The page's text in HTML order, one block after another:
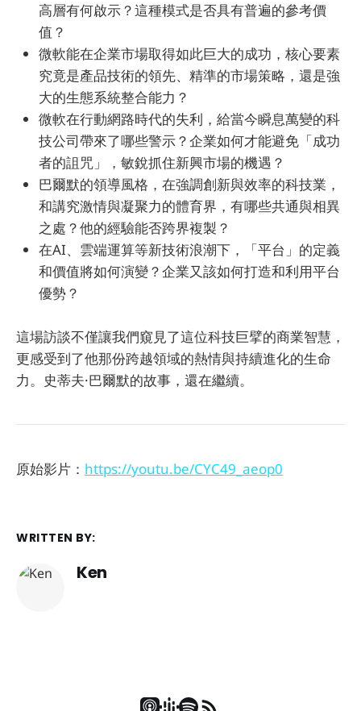
高層有何啟示？這種模式是否具有普遍的參考價
值？
微軟能在企業市場取得如此巨大的成功，核心要素
究竟是產品技術的領先、精準的市場策略，還是強
大的生態系統整合能力？
微軟在行動網路時代的失利，給當今瞬息萬變的科
技公司帶來了哪些警示？企業如何才能避免「成功
者的詛咒」，敏銳抓住新興市場的機遇？
巴爾默的領導風格，在強調創新與效率的科技業，
和講究激情與凝聚力的體育界，有哪些共通與相異
之處？他的經驗能否跨界複製？
在AI、雲端運算等新技術浪潮下，「平台」的定義
和價值將如何演變？企業又該如何打造和利用平台
優勢？
這場訪談不僅讓我們窺見了這位科技巨擘的商業智慧，
更感受到了他那份跨越領域的熱情與持續進化的生命
力。史蒂夫·巴爾默的故事，還在繼續。
原始影片： https://youtu.be/CYC49_aeop0
WRITTEN BY:
Ken